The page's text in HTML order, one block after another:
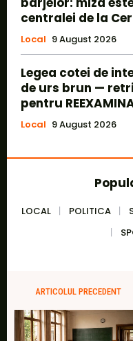
centralei de la
Local 9 August 2026
Legea cotei de
de urs brun —
pentru
Local 9 August 2026
LOCAL POLITICA
ARTICOLUL PRECEDENT